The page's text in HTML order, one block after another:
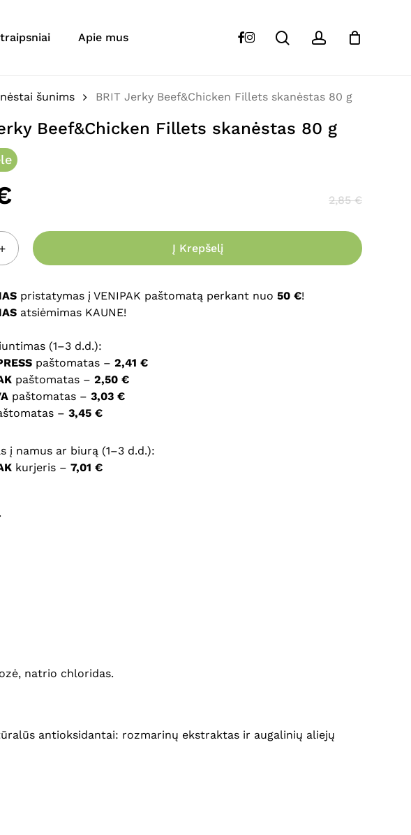
Apie mus facebook
instagram searchaccount
šunims BRIT Jerky Beef&Chicken Fillets skanėstas 80 g
Beef&Chicken Fillets skanėstas 80 g
2,85€
Į Krepšelį
pristatymas į VENIPAK paštomatą perkant nuo 50 €!
atsiėmimas KAUNE!
(1–3 d.d.):
paštomatas – 2,41 €
paštomatas – 2,50 €
paštomatas – 3,03 €
– 3,45 €
į namus ar biurą (1–3 d.d.):
kurjeris – 7,01 €
natrio chloridas.
antioksidantai: rozmarinų ekstraktas ir augalinių aliejų
pirmas aprašęs “BRITJerky Beef&Chicken Fillets skanėstas
savo interneto naršyklėje išsaugoti vardą, el. pašto adresą ir interneto
kad jų nebereiktų įvesti iš naujo, kai kitą kartą vėl norėsiu parašyti